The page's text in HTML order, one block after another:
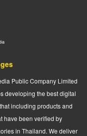
Public Company Limited
developing the best digital
including products and
have been verified by
in Thailand. We deliver